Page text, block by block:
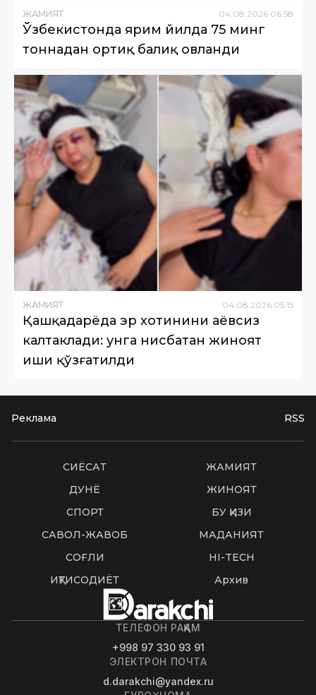
ЖАМИЯТ 04.08.2026 06:58
Ўзбекистонда ярим йилда 75 минг
тоннадан ортиқ балиқ овланди
ЖАМИЯТ 04.08.2026 05:15
Қашқадарёда эр хотинини аёвсиз
калтаклади: унга нисбатан жиноят
иши қўзғатилди
Реклама RSS
СИËСАТ
ЖАМИЯТ
ДУНË
ЖИНОЯТ
СПОРТ
БУ ҚИЗИҚ
САВОЛ-ЖАВОБ
МАДАНИЯТ
СОҒЛИҚ
HI-TECH
ИҚТИСОДИЁТ
Архив
ТЕЛЕФОН РАҚАМ
+998 97 330 93 91
ЭЛЕКТРОН ПОЧТА
d.darakchi@yandex.ru